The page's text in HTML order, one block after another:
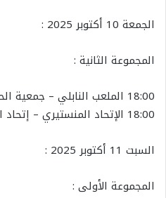
الجمعة 10 أكتوبر 2025 :
المجموعة الثانية :
18:00 الملعب النابلي – جمعية الحمامات
18:00 الإتحاد المنستيري – إتحاد الأنصار
السبت 11 أكتوبر 2025 :
المجموعة الأولى :